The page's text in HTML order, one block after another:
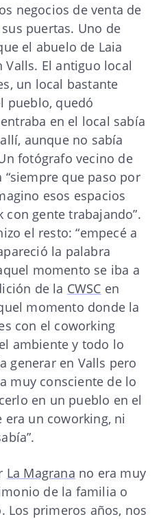
negocios de venta de
puertas. Uno de
el abuelo de Laia
Valls. El antiguo local
un local bastante
pueblo, quedó
en el local sabía
aunque no sabía
fotógrafo vecino de
que paso por
esos espacios
con gente trabajando”.
el resto: “empecé a
la palabra
momento se iba a
de la CWSC en
momento donde la
con el coworking
ambiente y todo lo
generar en Valls pero
muy consciente de lo
en un pueblo en el
un coworking, ni
La Magrana no era muy
de la familia o
Los primeros años, nos